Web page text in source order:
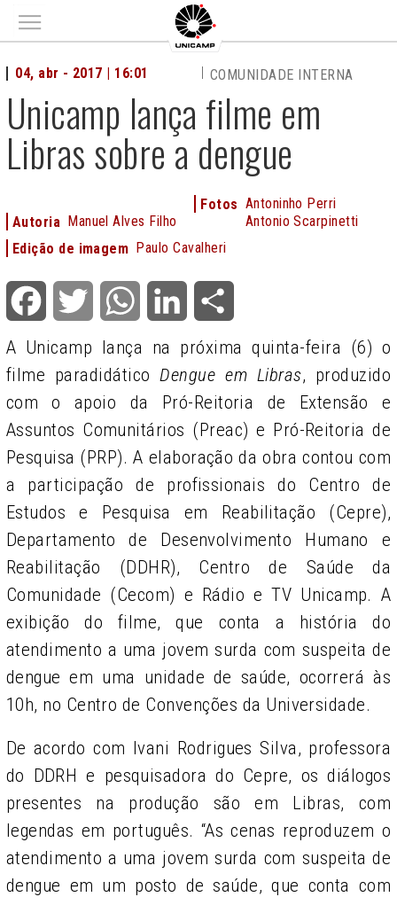
Main menu
Unicamp lança filme em
Libras sobre a dengue
04, abr - 2017 | 16:01 COMUNIDADE INTERNA
Autoria Manuel Alves Filho
Fotos Antoninho Perri
Antonio Scarpinetti
Edição de imagem Paulo Cavalheri
Facebook Twitter WhatsApp LinkedIn
A Unicamp lança na próxima quinta-feira (6) o
filme paradidáticoDengue em Libras, produzido
com o apoio da Pró-Reitoria de Extensão e
Assuntos Comunitários (Preac) e Pró-Reitoria de
Pesquisa (PRP). A elaboração da obra contou com
a participação de profissionais do Centro de
Estudos e Pesquisa em Reabilitação (Cepre),
Departamento de Desenvolvimento Humano e
Reabilitação (DDHR), Centro de Saúde da
Comunidade (Cecom) e Rádio e TV Unicamp. A
exibição do filme, que conta a história do
atendimento a uma jovem surda com suspeita de
dengue em uma unidade de saúde, ocorrerá às
10h, no Centro de Convenções da Universidade.
De acordo com Ivani Rodrigues Silva, professora
do DDRH e pesquisadora do Cepre, os diálogos
presentes na produção são em Libras, com
legendas em português. “As cenas reproduzem o
atendimento a uma jovem surda com suspeita de
dengue em um posto de saúde, que conta com